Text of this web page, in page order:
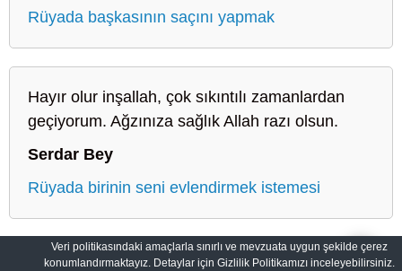
Rüyada başkasının saçını yapmak
Hayır olur inşallah, çok sıkıntılı zamanlardan
geçiyorum. Ağzınıza sağlık Allah razı olsun.
Serdar Bey
Rüyada birinin seni evlendirmek istemesi
Sahih Rüyalar: Rüyaların Dilini Öğrenin Gizlilik Politikası
Veri politikasındaki amaçlarla sınırlı ve mevzuata uygun şekilde çerez
konumlandırmaktayız. Detaylar için Gizlilik Politikamızı inceleyebilirsiniz.